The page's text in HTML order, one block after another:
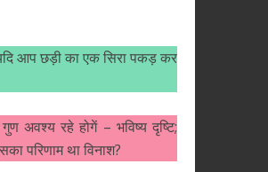
आप छड़ी का एक सिरा पकड़ कर
अवश्य रहे होगें – भविष्य दृष्टि;
परिणाम था विनाश?